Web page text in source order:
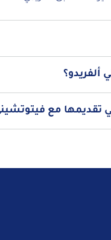
عادةً من الزبدة وكريمة
ألفريدو؟
الباستا ببطء على النار، مع
تقديمها مع